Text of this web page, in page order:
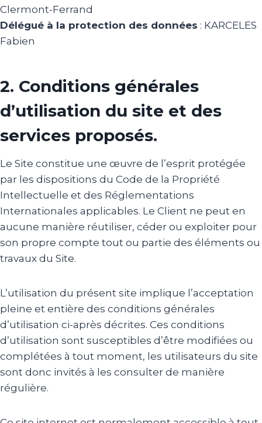
Clermont-Ferrand
Délégué à la protection des données : KARCELES
Fabien
2. Conditions générales
d’utilisation du site et des
services proposés.
Le Site constitue une œuvre de l’esprit protégée
par les dispositions du Code de la Propriété
Intellectuelle et des Réglementations
Internationales applicables. Le Client ne peut en
aucune manière réutiliser, céder ou exploiter pour
son propre compte tout ou partie des éléments ou
travaux du Site.
L’utilisation du présent site implique l’acceptation
pleine et entière des conditions générales
d’utilisation ci-après décrites. Ces conditions
d’utilisation sont susceptibles d’être modifiées ou
complétées à tout moment, les utilisateurs du site
sont donc invités à les consulter de manière
régulière.